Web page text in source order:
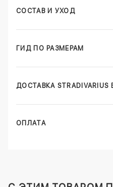
СОСТАВ И УХОД
ГИД ПО РАЗМЕРАМ
ДОСТАВКА
ОПЛАТА